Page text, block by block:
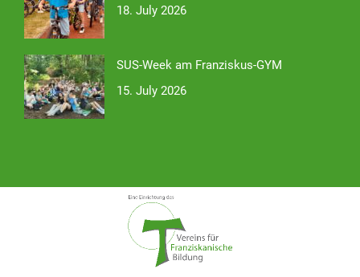
18. July 2026
SUS-Week am Franziskus-GYM
15. July 2026